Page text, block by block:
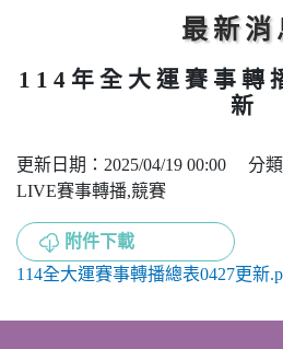
最新消
114年全大運賽事轉
新
更新日期：2025/04/19 00:00 分
LIVE賽事轉播,競賽
附件下載
114全大運賽事轉播總表0427更新